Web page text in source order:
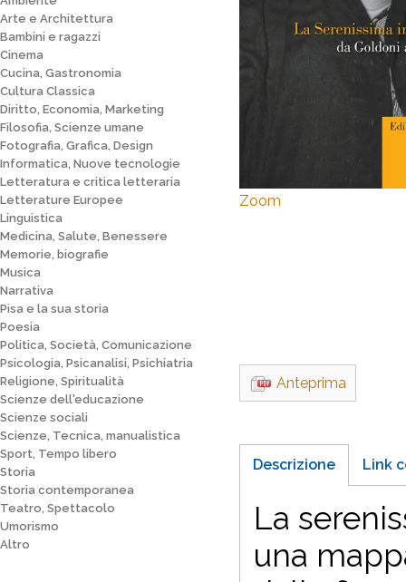
Arte e Architettura
Bambini e ragazzi
Cinema
Cucina, Gastronomia
Cultura Classica
Diritto, Economia, Marketing
Filosofia, Scienze umane
Fotografia, Grafica, Design
Informatica, Nuove tecnologie
Letteratura e critica letteraria
Letterature Europee
Linguistica
Medicina, Salute, Benessere
Memorie, biografie
Musica
Narrativa
Pisa e la sua storia
Poesia
Politica, Società, Comunicazione
Psicologia, Psicanalisi, Psichiatria
Religione, Spiritualità
Scienze dell'educazione
Scienze sociali
Scienze, Tecnica, manualistica
Sport, Tempo libero
Storia
Storia contemporanea
Teatro, Spettacolo
Umorismo
Altro
Zoom
Anteprima
Descrizione Link
La
una